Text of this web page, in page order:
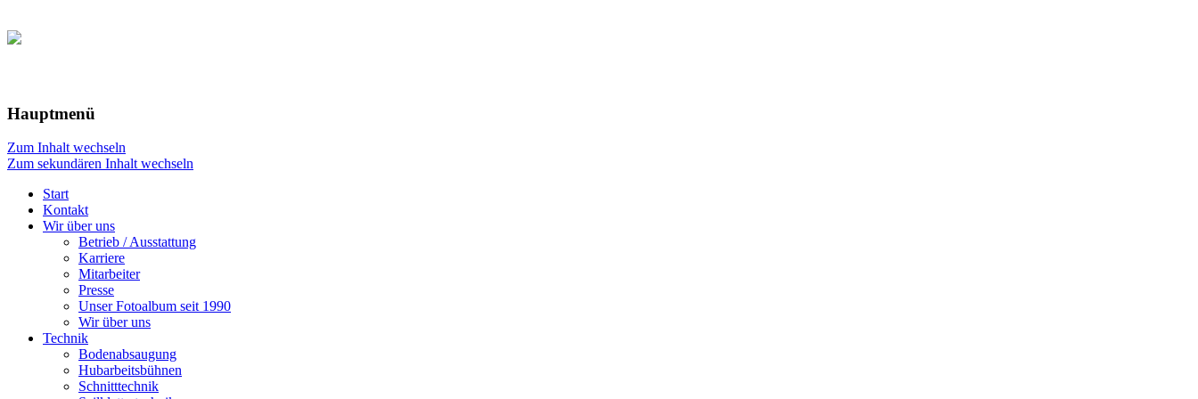
Hauptmenü
Zum Inhalt wechseln
Zum sekundären Inhalt wechseln
Start
Kontakt
Wir über uns
Betrieb / Ausstattung
Karriere
Mitarbeiter
Presse
Unser Fotoalbum seit 1990
Wir über uns
Technik
Bodenabsaugung
Hubarbeitsbühnen
Schnitttechnik